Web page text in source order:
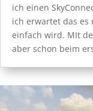
ich einen
ich erwartet das es
einfach wird. MIt
aber schon beim